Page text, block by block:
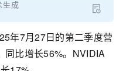
生成
年7月27日的第二季度营
同比增长56%。NVIDIA